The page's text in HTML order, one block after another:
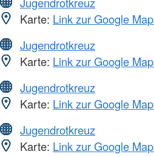
Karte: Link zur Google
Jugendrotkreuz
Karte: Link zur Google
Jugendrotkreuz
Karte: Link zur Google
Jugendrotkreuz
Karte: Link zur Google